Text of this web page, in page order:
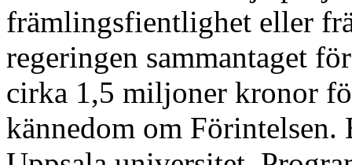
främlingsfientlighet eller
regeringen sammantaget
cirka 1,5 miljoner kronor
kännedom om